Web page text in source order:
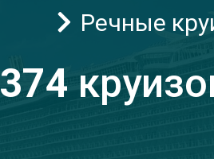
Речные
374